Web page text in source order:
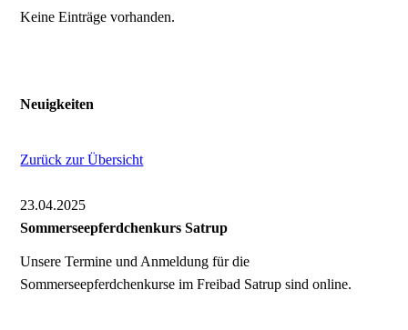
Keine Einträge vorhanden.
Neuigkeiten
Zurück zur Übersicht
23.04.2025
Sommerseepferdchenkurs Satrup
Unsere Termine und Anmeldung für die
Sommerseepferdchenkurse im Freibad Satrup sind online.